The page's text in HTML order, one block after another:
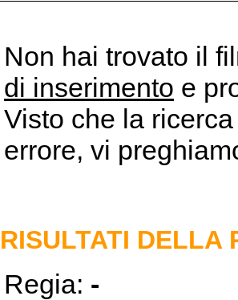
Non hai trovato il
di inserimento e
Visto che la
errore, vi
RISULTATI DELLA
Regia: -